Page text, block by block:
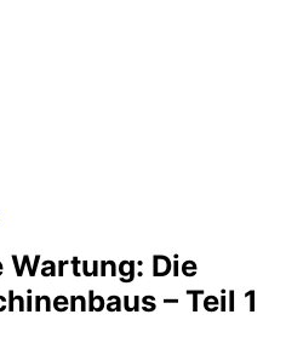
Die
– Teil 1​​​​​​​